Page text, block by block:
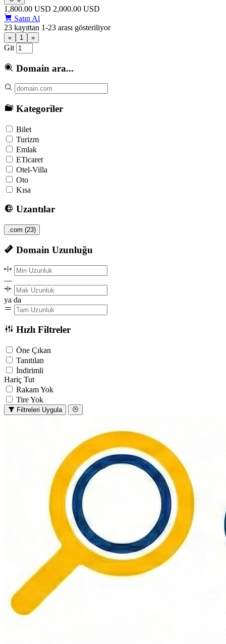
1,800.00 USD 2,000.00 USD
Satın Al
23 kayıttan 1-23 arası gösteriliyor
« 1 »
Git
Domain ara...
Kategoriler
Bilet
Turizm
Emlak
ETicaret
Otel-Villa
Oto
Kısa
Uzantılar
.com (23)
Domain Uzunluğu
—
ya da
Hızlı Filtreler
Öne Çıkan
Tanıtılan
İndirimli
Hariç Tut
Rakam Yok
Tire Yok
Filtreleri Uygula